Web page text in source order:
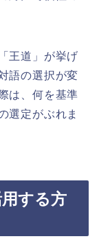
王道」が挙げ
語の選択が変
は、何を基準
選定がぶれま
用する方